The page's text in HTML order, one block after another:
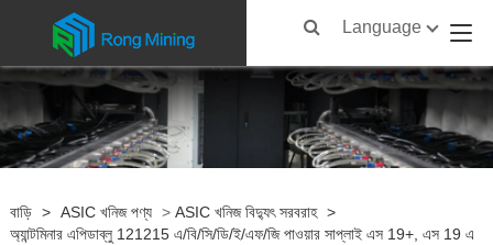
Language
বাড়ি > ASIC খনিজ পণ্য > ASIC খনিজ বিদ্যুৎ সরবরাহ >
অ্যান্টমিনার এপিডাব্লু 121215 এ/বি/সি/ডি/ই/এফ/জি পাওয়ার সাপ্লাই এস 19+, এস 19 এ